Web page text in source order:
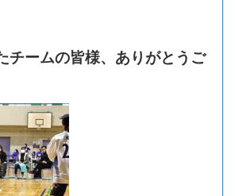
チームの皆様、ありがとうご